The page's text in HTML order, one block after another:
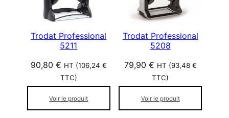
Trodat Professional
5211
90,80 € HT (106,24 €
TTC)
Voir le produit
Trodat Professional
5208
79,90 € HT (93,48 €
TTC)
Voir le produit